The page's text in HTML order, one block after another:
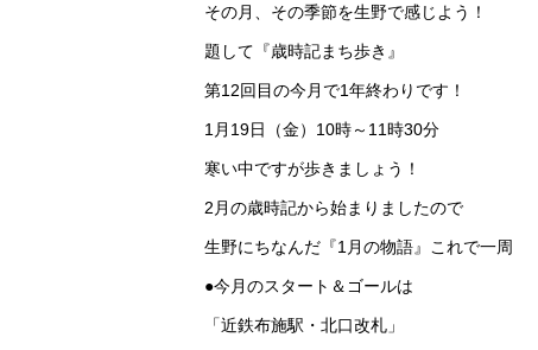
その月、その季節を生野で感じよう！
題して『歳時記まち歩き』
第12回目の今月で1年終わりです！
1月19日（金）10時～11時30分
寒い中ですが歩きましょう！
2月の歳時記から始まりましたので
生野にちなんだ『1月の物語』これで一周
●今月のスタート＆ゴールは
「近鉄布施駅・北口改札」